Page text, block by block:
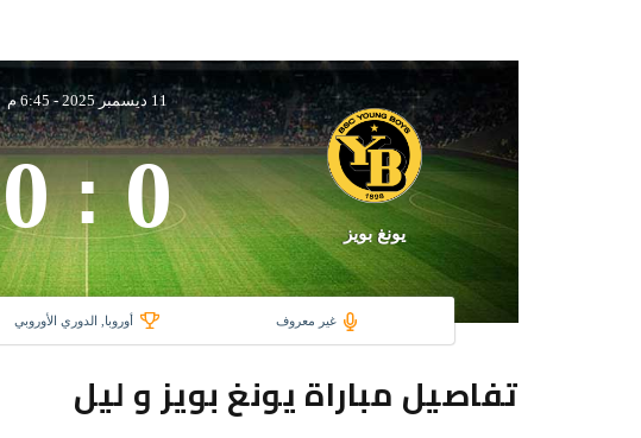
يونغ بويز
11 ديسمبر 2025 -6:45 م
0
:
0
غير معروف أوروبا, الدوري الأوروبي
تفاصيل مباراة يونغ بويز و ليل